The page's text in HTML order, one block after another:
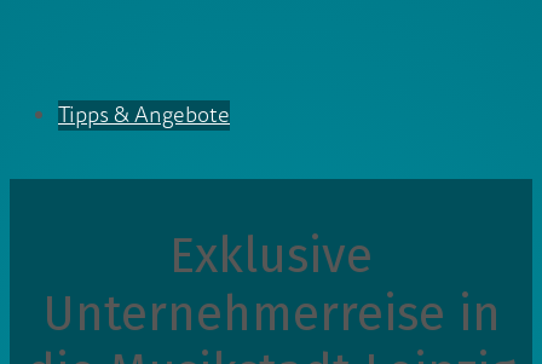
Tipps & Angebote
Exklusive
Unternehmerreise in